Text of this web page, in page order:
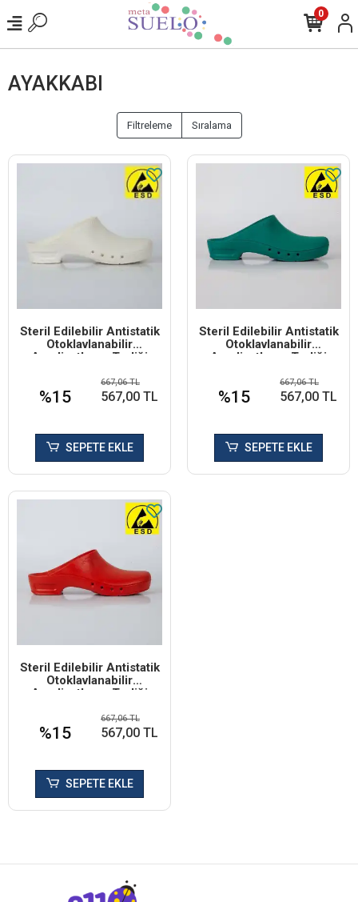
0
AYAKKABI
Filtreleme Sıralama
Steril Edilebilir Antistatik
Otoklavlanabilir
Ameliyathane Terliği
Beyaz Terlik
%15
667,06 TL
567,00 TL
SEPETE EKLE
Steril Edilebilir Antistatik
Otoklavlanabilir
Ameliyathane Terliği
%15
667,06 TL
567,00 TL
SEPETE EKLE
Steril Edilebilir Antistatik
Otoklavlanabilir
Ameliyathane Terliği
%15
667,06 TL
567,00 TL
SEPETE EKLE